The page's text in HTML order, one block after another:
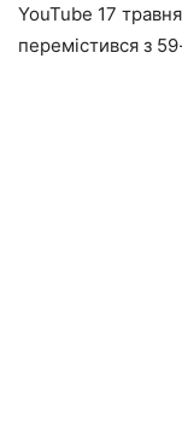
YouTube 17
перемістився з